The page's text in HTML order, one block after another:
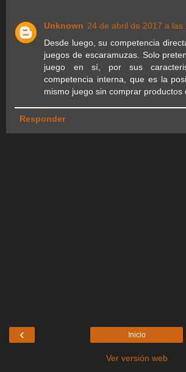
Unknown 24 de abril de 2017 a las
Desde luego, su competencia
juegos de escaramuzas. Solo
juego en sí, por sus
competencia interna, que es la
mismo juego sin comprar productos
Responder
‹ Inicio
Ver versión web